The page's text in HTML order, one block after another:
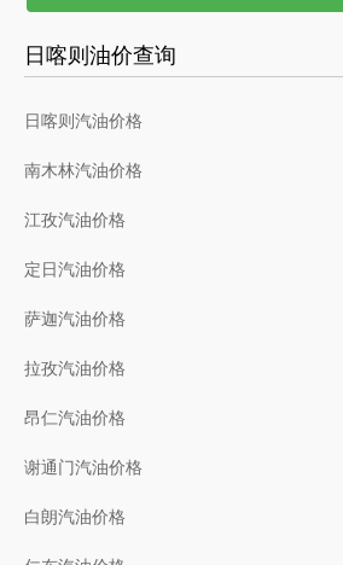
日喀则油价查询
日喀则汽油价格
南木林汽油价格
江孜汽油价格
定日汽油价格
萨迦汽油价格
拉孜汽油价格
昂仁汽油价格
谢通门汽油价格
白朗汽油价格